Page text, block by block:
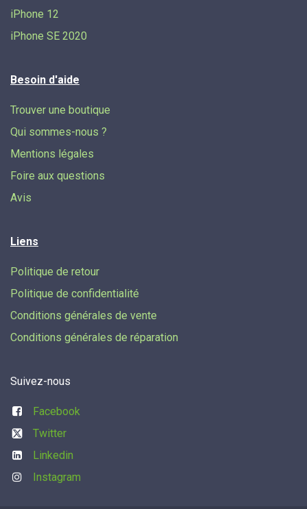
iPhone 12
iPhone SE 2020
Besoin d'aide
Trouver une boutique
Qui sommes-nous ?
Mentions légales
Foire aux questions
Avis
Liens
Politique de retour
Politique de confidentialité
Conditions générales de vente
Conditions générales de réparation
Suivez-nous
Facebook
Twitter
Linkedin
Instagram